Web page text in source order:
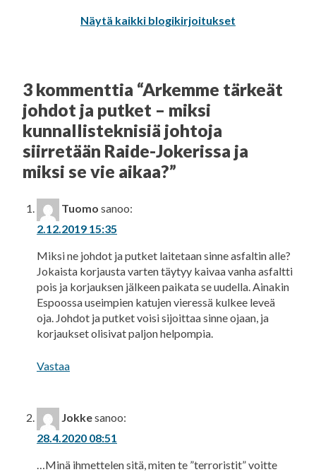
Näytä kaikki blogikirjoitukset
3 kommenttia “Arkemme tärkeät
johdot ja putket – miksi
kunnallisteknisiä johtoja
siirretään Raide-Jokerissa ja
miksi se vie aikaa?”
Tuomo sanoo:
2.12.2019 15:35
Miksi ne johdot ja putket laitetaan sinne asfaltin alle?
Jokaista korjausta varten täytyy kaivaa vanha asfaltti
pois ja korjauksen jälkeen paikata se uudella. Ainakin
Espoossa useimpien katujen vieressä kulkee leveä
oja. Johdot ja putket voisi sijoittaa sinne ojaan, ja
korjaukset olisivat paljon helpompia.
Vastaa
Jokkesanoo:
28.4.2020 08:51
…Minä ihmettelen sitä, miten te ”terroristit” voitte